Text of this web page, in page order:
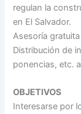
regulan la
en El Salvador.
Asesoría
Distribución de
ponencias, etc.
OBJETIVOS
Interesarse por